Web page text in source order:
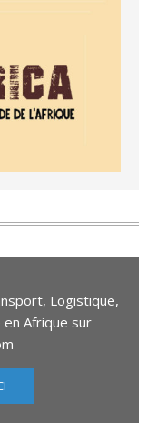
Logistique,
en Afrique sur